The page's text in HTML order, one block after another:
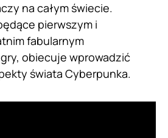
na całym świecie.
pierwszym i
fabularnym
obiecuje wprowadzić
świata Cyberpunka.